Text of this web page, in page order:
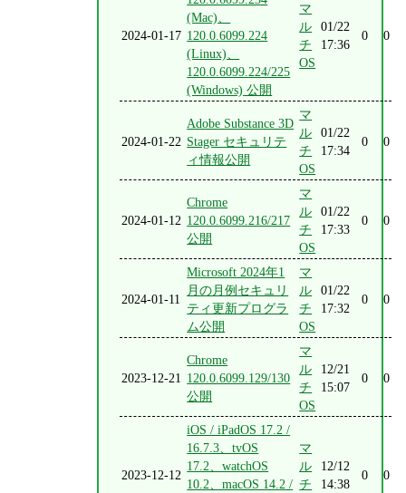
2024-01-17
(Mac)、
120.0.6099.224
(Linux)、
120.0.6099.224/225
(Windows) 公開
マ
ル
チ
OS
01/22
17:36
0 0
2024-01-22
Adobe Substance 3D
Stager セキュリテ
ィ情報公開
マ
ル
チ
OS
01/22
17:34
0 0
2024-01-12
Chrome
120.0.6099.216/217
公開
マ
ル
チ
OS
01/22
17:33
0 0
2024-01-11
Microsoft 2024年1
月の月例セキュリ
ティ更新プログラ
ム公開
マ
ル
チ
OS
01/22
17:32
0 0
2023-12-21
Chrome
120.0.6099.129/130
公開
マ
ル
チ
OS
12/21
15:07
0 0
2023-12-12
iOS / iPadOS 17.2 /
16.7.3、tvOS
17.2、watchOS
10.2、macOS 14.2 /
マ
ル
チ
12/12
14:38
0 0